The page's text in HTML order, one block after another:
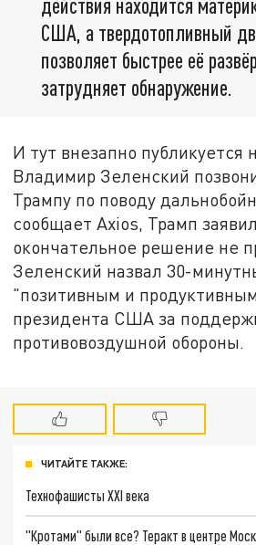
действия находится
США, а твердотопливный
позволяет быстрее её
затрудняет обнаружение.
И тут внезапно публикуется
Владимир Зеленский
Трампу по поводу
сообщает Axios, Трамп
окончательное решение не
Зеленский назвал 30-
"позитивным и
президента США за
противовоздушной обороны.
ЧИТАЙТЕ ТАКЖЕ:
Технофашисты XXI века
"Кротами" были все? Теракт в центре